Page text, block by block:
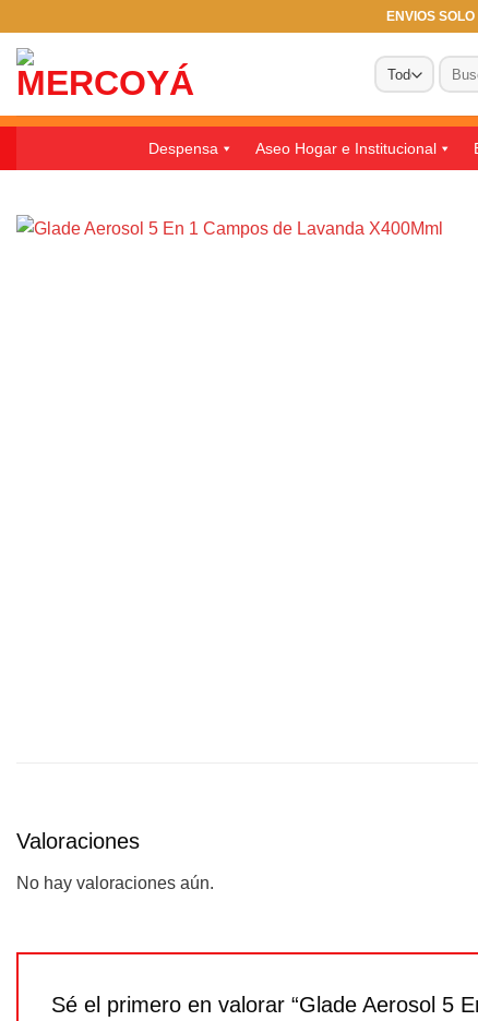
contenido
ENVIOS
Buscar
por:
Despensa Aseo Hogar e Institucional
Valoraciones
No hay valoraciones aún.
Sé el primero en valorar “Glade Aerosol 5